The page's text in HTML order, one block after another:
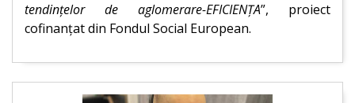
tendințelor de aglomerare-EFICIENȚA”, proiect
cofinanțat din Fondul Social European.